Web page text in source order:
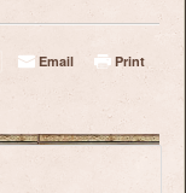
Email Print